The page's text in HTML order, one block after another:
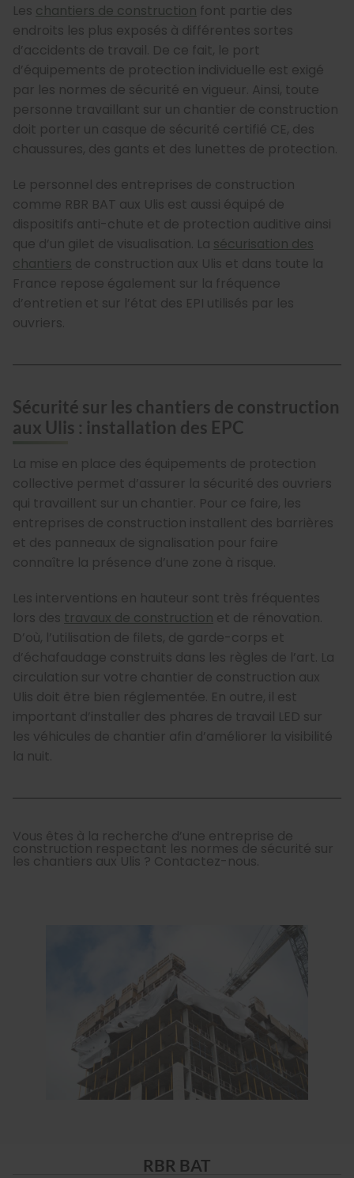
Les chantiers de construction font partie des
endroits les plus exposés à différentes sortes
d’accidents de travail. De ce fait, le port
d’équipements de protection individuelle est exigé
par les normes de sécurité en vigueur. Ainsi, toute
personne travaillant sur un chantier de construction
doit porter un casque de sécurité certifié CE, des
chaussures, des gants et des lunettes de protection.
Le personnel des entreprises de construction
comme RBR BAT aux Ulis est aussi équipé de
dispositifs anti-chute et de protection auditive ainsi
que d’un gilet de visualisation. La sécurisation des
chantiers de construction aux Ulis et dans toute la
France repose également sur la fréquence
d’entretien et sur l’état des EPI utilisés par les
ouvriers.
Sécurité sur les chantiers de construction
aux Ulis : installation des EPC
La mise en place des équipements de protection
collective permet d’assurer la sécurité des ouvriers
qui travaillent sur un chantier. Pour ce faire, les
entreprises de construction installent des barrières
et des panneaux de signalisation pour faire
connaître la présence d’une zone à risque.
Les interventions en hauteur sont très fréquentes
lors des travaux de construction et de rénovation.
D’où, l’utilisation de filets, de garde-corps et
d’échafaudage construits dans les règles de l’art. La
circulation sur votre chantier de construction aux
Ulis doit être bien réglementée. En outre, il est
important d’installer des phares de travail LED sur
les véhicules de chantier afin d’améliorer la visibilité
la nuit.
Vous êtes à la recherche d’une entreprise de
construction respectant les normes de sécurité sur
les chantiers aux Ulis ? Contactez-nous.
RBR BAT